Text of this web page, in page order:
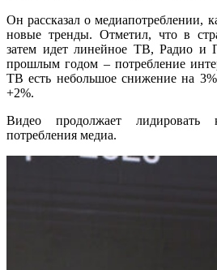
Он рассказал о медиапотреблении,
новые тренды. Отметил, что в
затем идет линейное ТВ, Радио и
прошлым годом – потребление
ТВ есть небольшое снижение на
+2%.
Видео продолжает лидировать
потребления медиа.